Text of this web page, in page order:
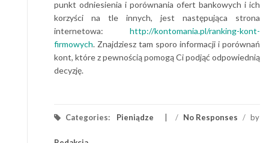
punkt odniesienia i porównania ofert bankowych i ich
korzyści na tle innych, jest następująca strona
internetowa: http://kontomania.pl/ranking-kont-
firmowych. Znajdziesz tam sporo informacji i porównań
kont, które z pewnością pomogą Ci podjąć odpowiednią
decyzję.
Categories: Pieniądze / No Responses / by